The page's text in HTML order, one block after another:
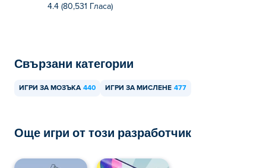
4.4 (80,531 Гласa)
Свързани категории
ИГРИ ЗА МОЗЪКА 440 ИГРИ ЗА МИСЛЕНЕ 477
Още игри от този разработчик